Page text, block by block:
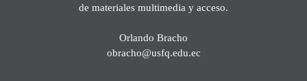
de materiales multimedia y acceso.
Orlando Bracho
obracho@usfq.edu.ec